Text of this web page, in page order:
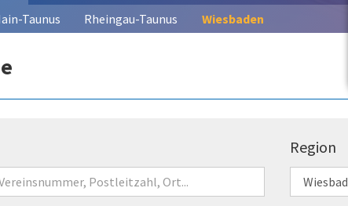
Taunus Rheingau-Taunus Wiesbaden
Region